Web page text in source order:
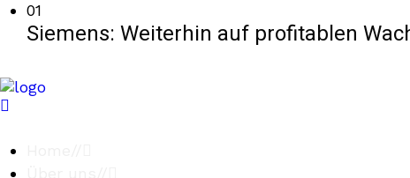
01
Siemens: Weiterhin auf profitablen